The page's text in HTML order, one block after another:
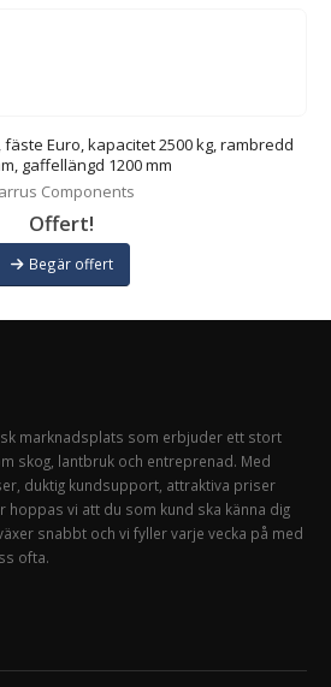
Euro, kapacitet 2500 kg, rambredd
gaffellängd 1200 mm
Components
Offert!
Begär offert
marknadsplats som erbjuder ett stort
skog, lantbruk och entreprenad. Med
duktig kundsupport, attraktiva priser
vi att du som kund ska känna dig
snabbt och vi fyller varje vecka på med
ofta.